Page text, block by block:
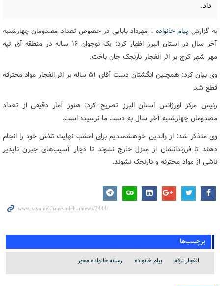
داد.
به گزارش پیام خانواده ، مهرداد بابایی در خصوص تعداد مصدومان چهارشنبه
آخر سال در استان البرز اظهار کرد: یک نوجوان ۱۶ ساله در منطقه آق تپه
مهر شهر کرج بر اثر انفجار نارنجک جان باخت.
وی بیان کرد: همچنین انگشتان دست آقای ۵۱ ساله بر اثر انفجار مواد محترقه
قطع شد.
رئیس مرکز اورژانس استان البرز تصریح کرد: هنوز آمار دقیقی از تعداد
مصدومان چهارشنبه آخر سال به دست ما نرسیده است.
وی متذکر شد: از والدین خواهشمندیم برای امشب نهایت تلاش خود را انجام
دهند تا فرزندانشان از منزل خارج نشوند تا دچار آسیب‌های جبران ناپذیر
ناشی از مواد محترقه و نارنجک نشوند.
برچسب‌ها
انفجار ترقه پیام خانواده رسانه خانواده محور